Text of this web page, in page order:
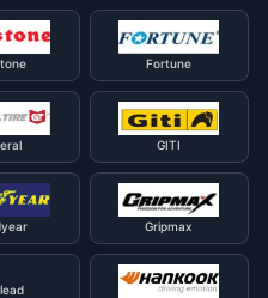
Fortune
GITI
Gripmax